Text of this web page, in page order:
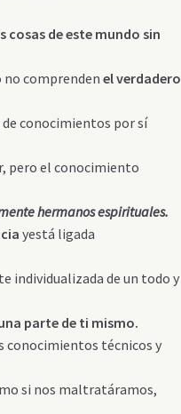
cosas de este mundo sin
no comprendenel verdadero
conocimientos por sí
pero el conocimiento
hermanos espirituales.
yestá ligada
individualizada de un todo y
parte de ti mismo.
conocimientos técnicos y
si nos maltratáramos,